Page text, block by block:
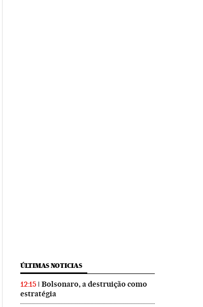
ÚLTIMAS NOTICIAS
12:15
Bolsonaro, a destruição como
estratégia